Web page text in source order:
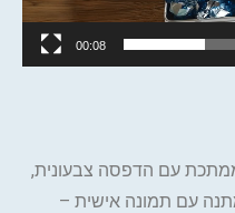
00:08
עם הדפסה צבעונית,
עם תמונה אישית –